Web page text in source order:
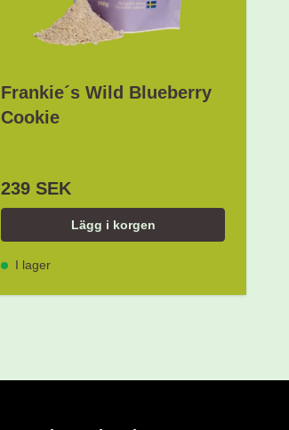
Frankie´s Wild Blueberry
Cookie
239 SEK
Lägg i korgen
I lager